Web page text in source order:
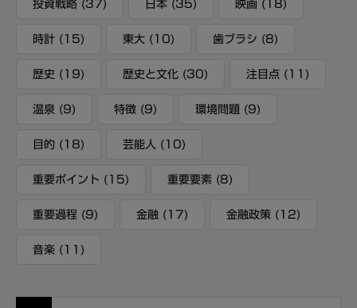
投資戦略 (37) 日本 (35) 映画 (18)
時計 (15) 東大 (10) 歯ブラシ (8)
歴史 (19) 歴史と文化 (30) 注目点 (11)
温泉 (9) 特徴 (9) 環境問題 (9)
目的 (18) 芸能人 (10)
重要ポイント (15) 重要要素 (8)
重要過程 (9) 金融 (17) 金融政策 (12)
音楽 (11)